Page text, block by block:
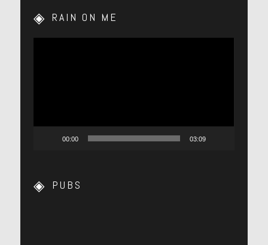
RAIN ON ME
00:00 03:09
PUBS